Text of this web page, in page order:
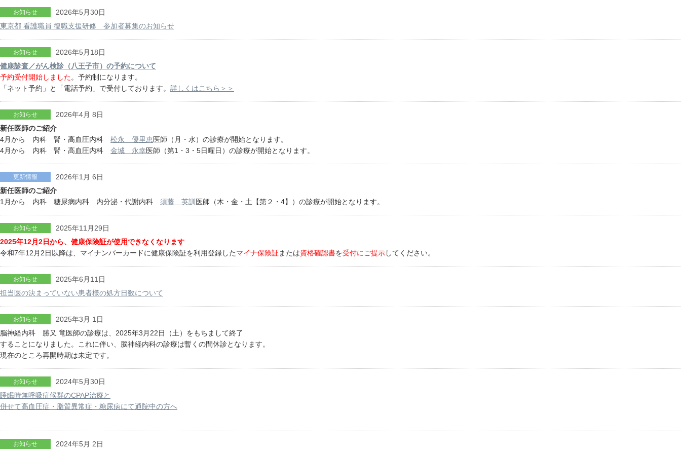
お知らせ
2026年5月30日
東京都 看護職員 復職支援研修 参加者募集のお知らせ
お知らせ
2026年5月18日
健康診査／がん検診（八王子市）の予約について
予約受付開始しました。予約制になります。
「ネット予約」と「電話予約」で受付しております。 詳しくはこちら＞＞
お知らせ
2026年4月 8日
新任医師のご紹介
4月から 内科 腎・高血圧内科 松永 優里恵医師（月・水）の診療が開始となります。
4月から 内科 腎・高血圧内科 金城 永幸医師（第1・3・5日曜日）の診療が開始となります。
更新情報
2026年1月 6日
新任医師のご紹介
1月から 内科 糖尿病内科 内分泌・代謝内科 須藤 英訓 医師（木・金・土【第２・4】）の診療が開始となります。
お知らせ
2025年11月29日
2025年12月2日から、健康保険証が使用できなくなります
令和7年12月2日以降は、マイナンバーカードに健康保険証を利用登録したマイナ保険証または資格確認書を受付にご提示してください。
お知らせ
2025年6月11日
担当医の決まっていない患者様の処方日数について
お知らせ
2025年3月 1日
脳神経内科 勝又 竜医師の診療は、2025年3月22日（土）をもちまして終了
することになりました。これに伴い、脳神経内科の診療は暫くの間休診となります。
現在のところ再開時期は未定です。
お知らせ
2024年5月30日
睡眠時無呼吸症候群のCPAP治療と
併せて高血圧症・脂質異常症・糖尿病にて通院中の方へ
お知らせ
2024年5月 2日